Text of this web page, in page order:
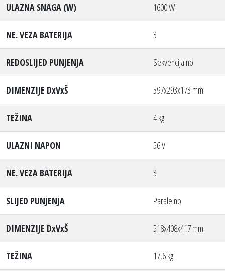
ULAZNA SNAGA (W) 1600 W
NE. VEZA BATERIJA 3
REDOSLIJED PUNJENJA Sekvencijalno
DIMENZIJE DxVxŠ 597x293x173 mm
TEŽINA 4 kg
ULAZNI NAPON 56 V
NE. VEZA BATERIJA 3
SLIJED PUNJENJA Paralelno
DIMENZIJE DxVxŠ 518x408x417 mm
TEŽINA 17,6 kg